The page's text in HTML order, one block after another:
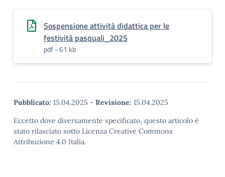
Sospensione attività didattica per le
festività pasquali_2025
pdf - 61 kb
Pubblicato: 15.04.2025 - Revisione: 15.04.2025
Eccetto dove diversamente specificato, questo articolo è
stato rilasciato sotto Licenza Creative Commons
Attribuzione 4.0 Italia.